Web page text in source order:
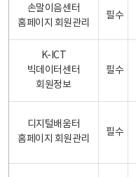
손말이음센터
홈페이지 회원관리
필수
K-ICT
빅데이터센터
회원정보
필수
디지털배움터
홈페이지 회원관리
필수